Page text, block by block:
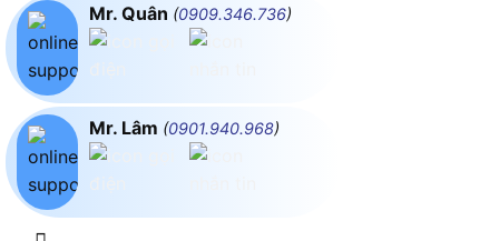
Mr. Quân (0909.346.736)
Mr. Lâm (0901.940.968)